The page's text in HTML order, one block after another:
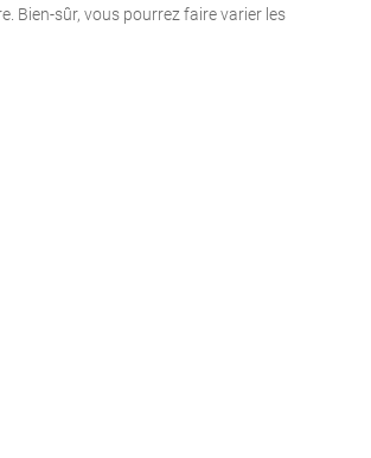
Bien-sûr, vous pourrez faire varier les